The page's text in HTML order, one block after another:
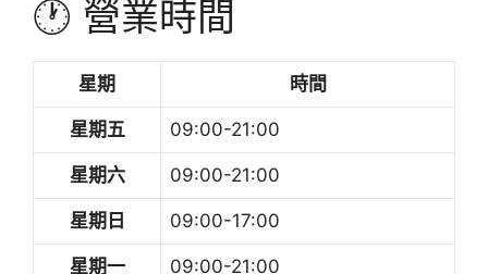
🕐 營業時間
星期 時間
星期五 09:00-21:00
星期六 09:00-21:00
星期日 09:00-17:00
星期一 09:00-21:00